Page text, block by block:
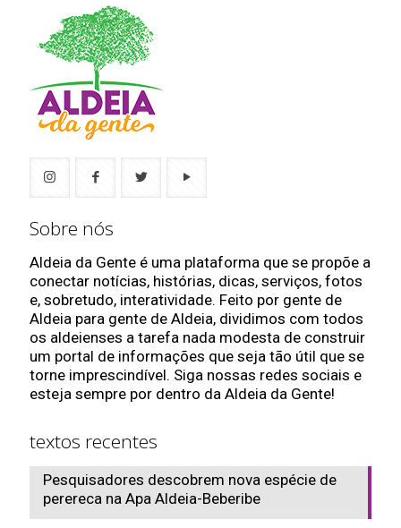
Sobre nós
Aldeia da Gente é uma plataforma que se propõe a
conectar notícias, histórias, dicas, serviços, fotos
e, sobretudo, interatividade. Feito por gente de
Aldeia para gente de Aldeia, dividimos com todos
os aldeienses a tarefa nada modesta de construir
um portal de informações que seja tão útil que se
torne imprescindível. Siga nossas redes sociais e
esteja sempre por dentro da Aldeia da Gente!
textos recentes
Pesquisadores descobrem nova espécie de
perereca na Apa Aldeia-Beberibe